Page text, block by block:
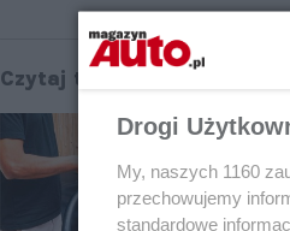
Czytaj także:
Drogi
My, naszych 1160
przechowujemy
standardowe